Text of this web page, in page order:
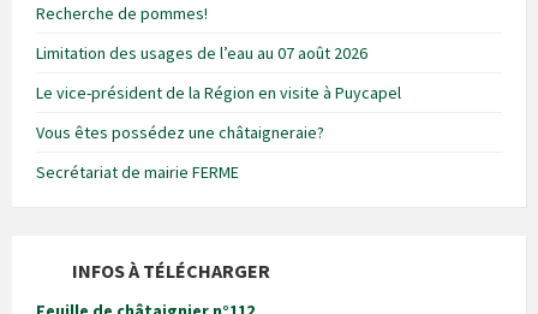
Recherche de pommes!
Limitation des usages de l’eau au 07 août 2026
Le vice-président de la Région en visite à Puycapel
Vous êtes possédez une châtaigneraie?
Secrétariat de mairie FERME
INFOS À TÉLÉCHARGER